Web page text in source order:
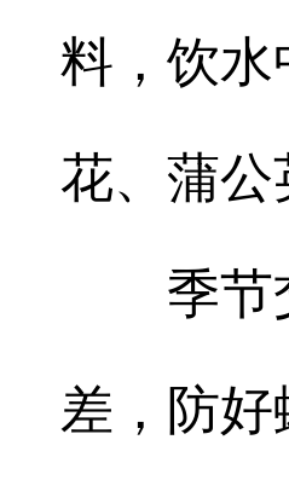
料，饮水
花、蒲公
季节
差，防